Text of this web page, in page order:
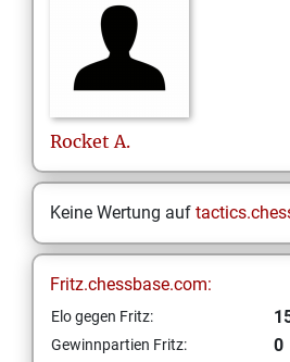
Rocket A.
Keine Wertung auf
Fritz.chessbase.com:
Elo gegen Fritz:
Gewinnpartien Fritz: 0